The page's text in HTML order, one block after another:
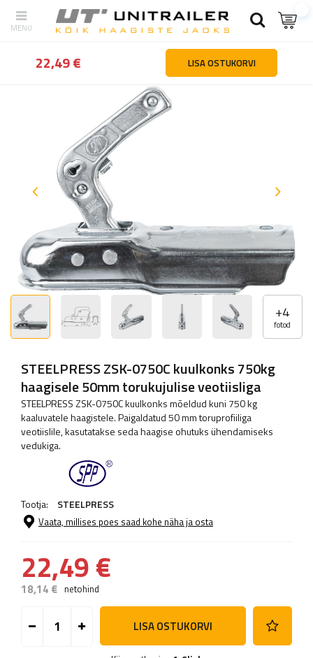
tagasi Kodu Haagiste osad ja tarvikud Haakeseadmed ja
+4
fotod
STEELPRESS ZSK-0750C kuulkonks 750kg
haagisele 50mm torukujulise veotiisliga
STEELPRESS ZSK-0750C kuulkonks mõeldud kuni 750 kg
kaaluvatele haagistele. Paigaldatud 50 mm toruprofiiliga
veotiislile, kasutatakse seda haagise ohutuks ühendamiseks
vedukiga.
Tootja: STEELPRESS
Vaata, millises poes saad kohe näha ja osta
22,49 €
18,14 € netohind
LISA OSTUKORVI
22,49 € LISA OSTUKORVI